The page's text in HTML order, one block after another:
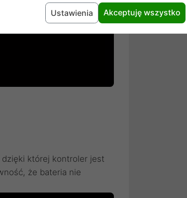
dzięki której kontroler jest
że bateria nie
Ustawienia Akceptuję wszystko